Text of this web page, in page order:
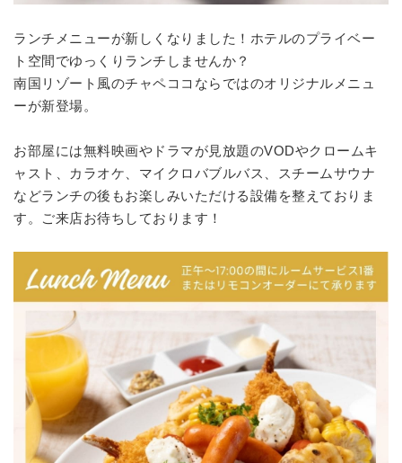
ランチメニューが新しくなりました！ホテルのプライベー
ト空間でゆっくりランチしませんか？
南国リゾート風のチャペココならではのオリジナルメニュ
ーが新登場。
お部屋には無料映画やドラマが見放題のVODやクロームキ
ャスト、カラオケ、マイクロバブルバス、スチームサウナ
などランチの後もお楽しみいただける設備を整えておりま
す。ご来店お待ちしております！